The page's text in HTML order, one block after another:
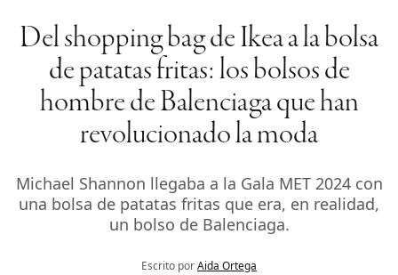
Del shopping bag de Ikea a la bolsa
de patatas fritas: los bolsos de
hombre de Balenciaga que han
revolucionado la moda
Michael Shannon llegaba a la Gala MET 2024 con
una bolsa de patatas fritas que era, en realidad,
un bolso de Balenciaga.
Escrito porAida Ortega